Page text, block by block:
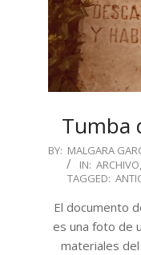
Tumba
2020-
BY: MALGARA
IN: ARCHIVO,
TAGGED:
El documento
es una foto de
materiales